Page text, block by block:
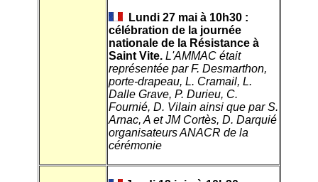
Lundi 27 mai à 10h30 :
célébration de la journée
nationale de la Résistance à
Saint Vite. L'AMMAC était
représentée par F. Desmarthon,
porte-drapeau, L. Cramail, L.
Dalle Grave, P. Durieu, C.
Fournié, D. Vilain ainsi que par S.
Arnac, A et JM Cortès, D. Darquié
organisateurs ANACR de la
cérémonie